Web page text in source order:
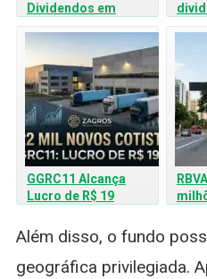
Dividendos em
Fevereiro e Registra
Ganhos com Venda de
GGRC11 Alcança
Lucro de R$ 19
de 22 Mil Novos
Cotistas
Além disso, o fundo
geográfica privilegiada.